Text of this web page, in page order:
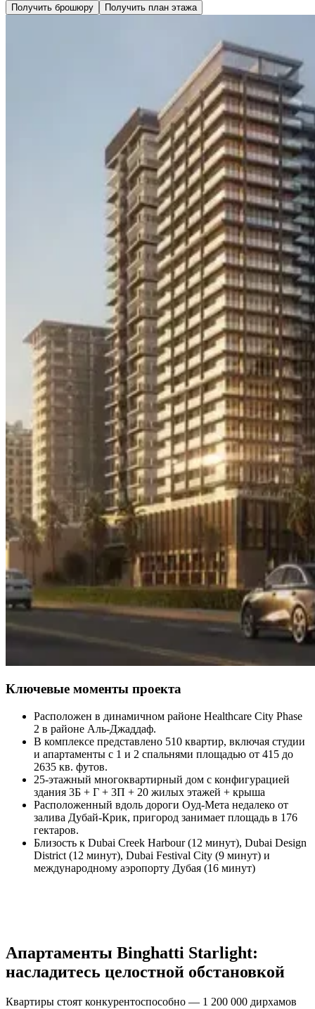
Получить брошюру Получить план этажа
Ключевые моменты проекта
Расположен в динамичном районе Healthcare City Phase
2 в районе Аль-Джаддаф.
В комплексе представлено 510 квартир, включая студии
и апартаменты с 1 и 2 спальнями площадью от 415 до
2635 кв. футов.
25-этажный многоквартирный дом с конфигурацией
здания 3Б + Г + 3П + 20 жилых этажей + крыша
Расположенный вдоль дороги Оуд-Мета недалеко от
залива Дубай-Крик, пригород занимает площадь в 176
гектаров.
Близость к Dubai Creek Harbour (12 минут), Dubai Design
District (12 минут), Dubai Festival City (9 минут) и
международному аэропорту Дубая (16 минут)
Апартаменты Binghatti Starlight:
насладитесь целостной обстановкой
Квартиры стоят конкурентоспособно — 1 200 000 дирхамов